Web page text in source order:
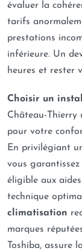
évaluer la
tarifs
prestations
inférieure. Un
heures et rester
Choisir un
Château-Thierry
pour votre
En privilégiant
vous
éligible aux
technique
climatisation
marques
Toshiba, assure